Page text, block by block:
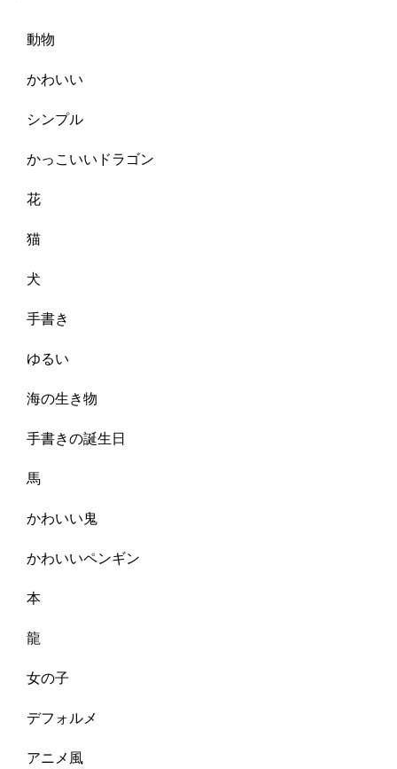
動物
かわいい
シンプル
かっこいいドラゴン
花
猫
犬
手書き
ゆるい
海の生き物
手書きの誕生日
馬
かわいい鬼
かわいいペンギン
本
龍
女の子
デフォルメ
アニメ風